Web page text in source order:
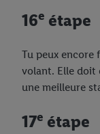
16e étape
Tu peux encore
volant. Elle doit
une meilleure
17e étape
uniquement
cliquant sur «
plus amples
conservation des
consentement à
mentions légales,